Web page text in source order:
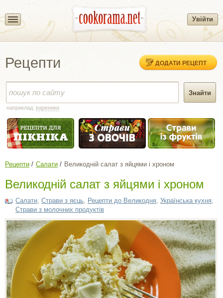
Увійти
Рецепти ДОДАТИ РЕЦЕПТ
наприклад: вареники
Рецепти Салати Великодній салат з яйцями і хроном
Великодній салат з яйцями і хроном
Салати Cтрави з яєць Рецепти до Великодня Українська кухня
Страви з молочних продуктів